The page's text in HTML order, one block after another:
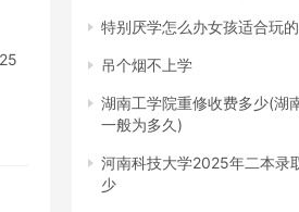
特别厌学怎么办女孩适合玩
吊个烟不上学
湖南工学院重修收费多少(湖
一般为多久)
河南科技大学2025年二本录
少